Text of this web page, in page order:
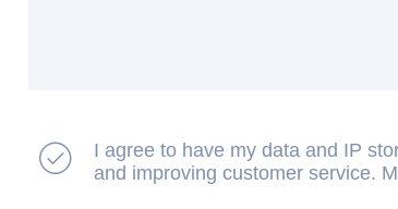
I agree to have my data and IP
and improving customer service.